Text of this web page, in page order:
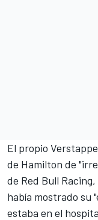
El propio
de Hamilton de
de Red Bull Racing,
había mostrado su
estaba en el